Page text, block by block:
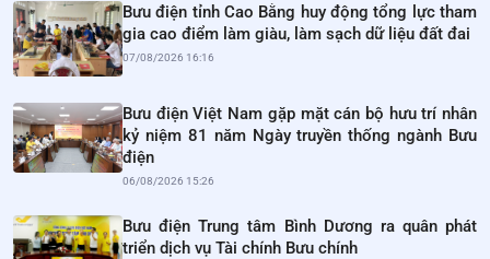
Bưu điện tỉnh Cao Bằng huy động tổng lực tham
gia cao điểm làm giàu, làm sạch dữ liệu đất đai
07/08/2026 16:16
Bưu điện Việt Nam gặp mặt cán bộ hưu trí nhân
kỷ niệm 81 năm Ngày truyền thống ngành Bưu
điện
06/08/2026 15:26
Bưu điện Trung tâm Bình Dương ra quân phát
triển dịch vụ Tài chính Bưu chính